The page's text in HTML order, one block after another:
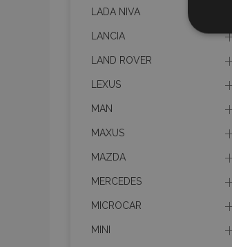
LADA NIVA
LANCIA
LAND ROVER
LEXUS
MAN
MAXUS
MAZDA
MERCEDES
MICROCAR
MINI